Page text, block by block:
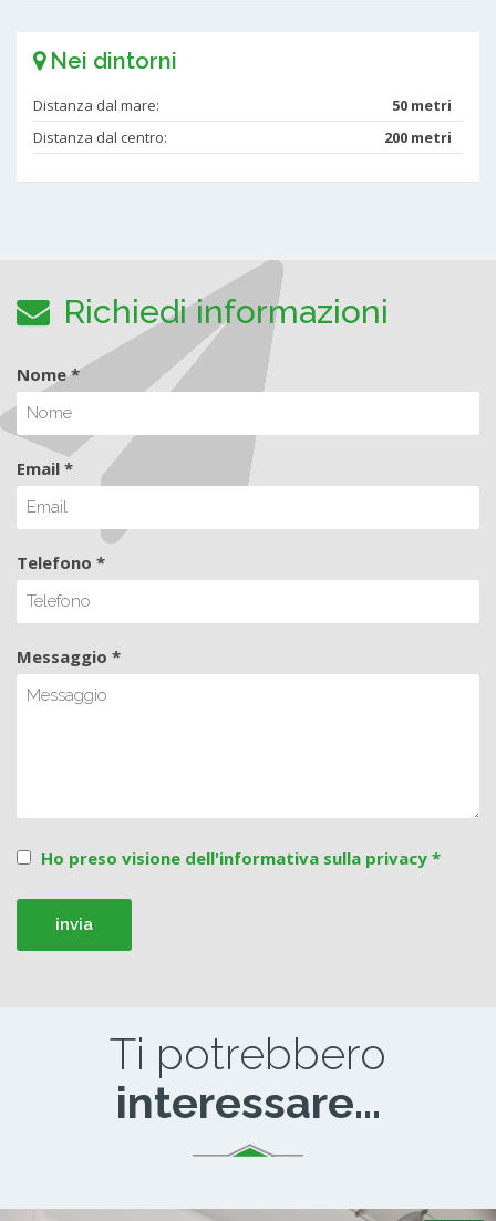
Nei dintorni
Distanza dal mare:
50 metri
Distanza dal centro:
200 metri
Richiedi informazioni
Nome *
Email *
Telefono *
Messaggio *
Ho preso visione dell'informativa sulla privacy *
Ti potrebbero
interessare...